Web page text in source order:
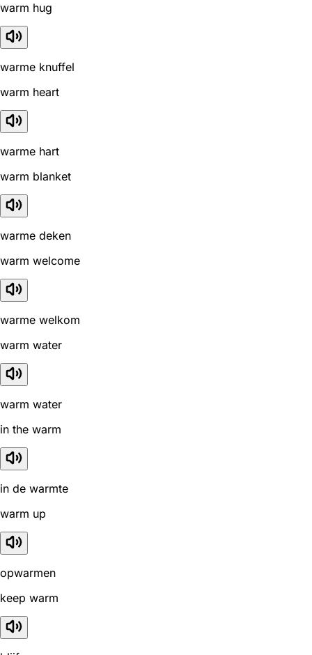
warm hug
warme knuffel
warm heart
warme hart
warm blanket
warme deken
warm welcome
warme welkom
warm water
warm water
in the warm
in de warmte
warm up
opwarmen
keep warm